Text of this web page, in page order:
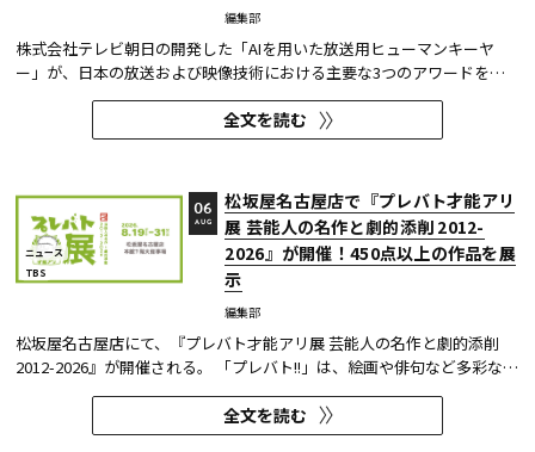
編集部
株式会社テレビ朝日の開発した「AIを用いた放送用ヒューマンキーヤ
ー」が、日本の放送および映像技術における主要な3つのアワードを受
賞した。 本開発は、人物像認識AIと最新のXR技術を組み合わせたシステ
ムであり、その革新性と実用性が業界内で高い評価を獲得している。
【受賞アワード一覧】 ●2025年 日本民間放送連盟賞 技術部門優...
全文を読む
ニュース
TBS
松坂屋名古屋店で『プレバト才能アリ
展 芸能人の名作と劇的添削 2012-
2026』が開催！450点以上の作品を展
示
編集部
06
AUG
松坂屋名古屋店にて、『プレバト才能アリ展 芸能人の名作と劇的添削
2012-2026』が開催される。 「プレバト!!」は、絵画や俳句など多彩な芸
術ジャンルに芸能人が挑戦し、その作品を超一流の講師陣が才能アリ/ナ
シで厳しく査定する教養バラエティー番組だ。 本展では、定番ジャンル
の俳句・水彩画から、大漁旗や黒板アートといった巨大作品...
全文を読む